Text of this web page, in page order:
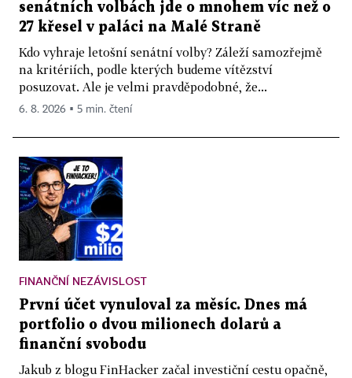
senátních volbách jde o mnohem víc než o
27 křesel v paláci na Malé Straně
Kdo vyhraje letošní senátní volby? Záleží samozřejmě
na kritériích, podle kterých budeme vítězství
posuzovat. Ale je velmi pravděpodobné, že...
6. 8. 2026 ▪ 5 min. čtení
FINANČNÍ NEZÁVISLOST
První účet vynuloval za měsíc. Dnes má
portfolio o dvou milionech dolarů a
finanční svobodu
Jakub z blogu FinHacker začal investiční cestu opačně,